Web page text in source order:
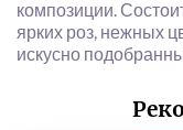
композиции.
ярких роз, нежных
искусно